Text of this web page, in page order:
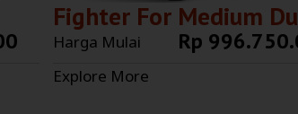
Fighter For Medium
Harga Mulai Rp
Explore More